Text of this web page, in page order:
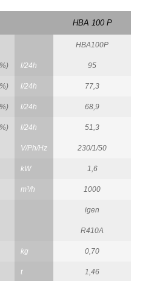
HBA 100 P
HBA100P
l/24h 95
l/24h 77,3
l/24h 68,9
l/24h 51,3
V/Ph/Hz 230/1/50
kW 1,6
m³/h 1000
igen
R410A
kg 0,70
t 1,46